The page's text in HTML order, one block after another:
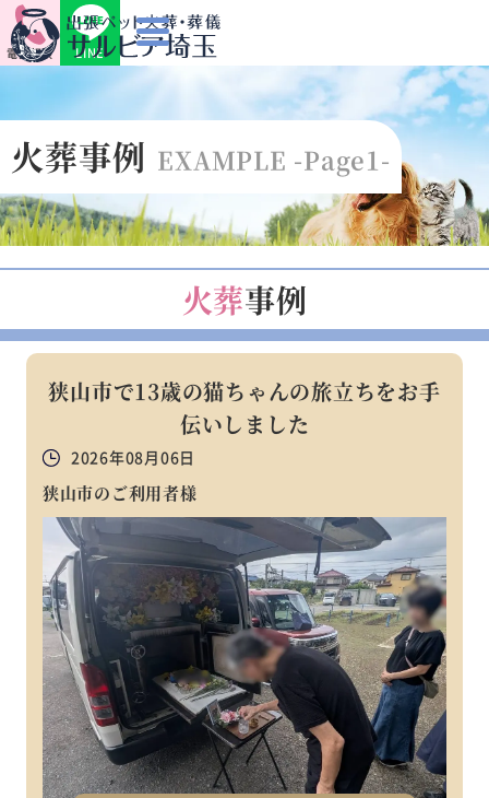
電話相談 LINE
火葬事例 EXAMPLE -Page1-
火葬事例
狭山市で13歳の猫ちゃんの旅立ちをお手
伝いしました
2026年08月06日
狭山市のご利用者様